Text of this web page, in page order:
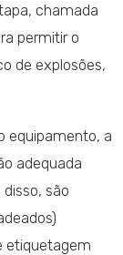
chamada
permitir o
de explosões,
equipamento, a
adequada
são
etiquetagem